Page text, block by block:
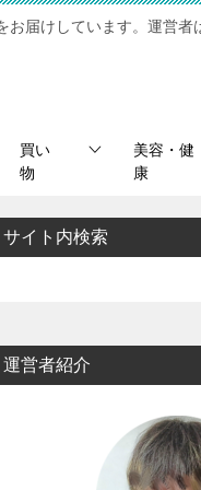
お届けしています。運営者
買い
物
美容・健
康
サイト内検索
運営者紹介